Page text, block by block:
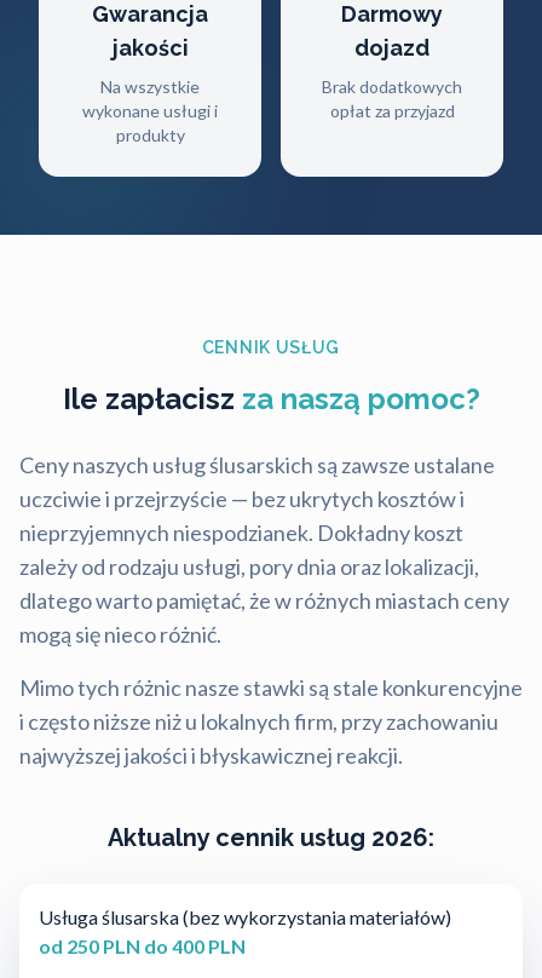
Gwarancja
jakości
Na wszystkie
wykonane usługi i
produkty
Darmowy
dojazd
Brak dodatkowych
opłat za przyjazd
CENNIK USŁUG
Ile zapłacisz za naszą pomoc?
Ceny naszych usług ślusarskich są zawsze ustalane
uczciwie i przejrzyście — bez ukrytych kosztów i
nieprzyjemnych niespodzianek. Dokładny koszt
zależy od rodzaju usługi, pory dnia oraz lokalizacji,
dlatego warto pamiętać, że w różnych miastach ceny
mogą się nieco różnić.
Mimo tych różnic nasze stawki są stale konkurencyjne
i często niższe niż u lokalnych firm, przy zachowaniu
najwyższej jakości i błyskawicznej reakcji.
Aktualny cennik usług 2026:
Usługa ślusarska (bez wykorzystania materiałów)
od 250 PLN do 400 PLN